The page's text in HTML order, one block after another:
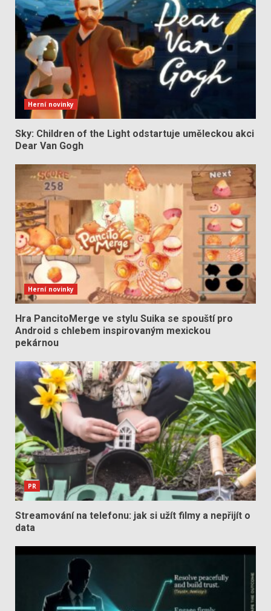
Herní novinky
Sky: Children of the Light odstartuje uměleckou akci
Dear Van Gogh
Herní novinky
Hra PancitoMerge ve stylu Suika se spouští pro
Android s chlebem inspirovaným mexickou
pekárnou
PR
Streamování na telefonu: jak si užít filmy a nepřijít o
data